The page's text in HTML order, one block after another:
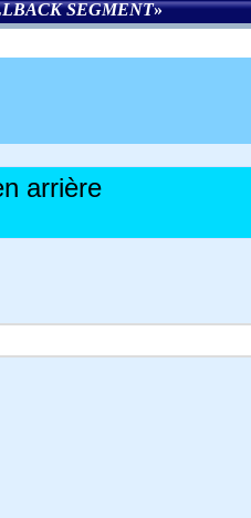
SEGMENT»
arrière